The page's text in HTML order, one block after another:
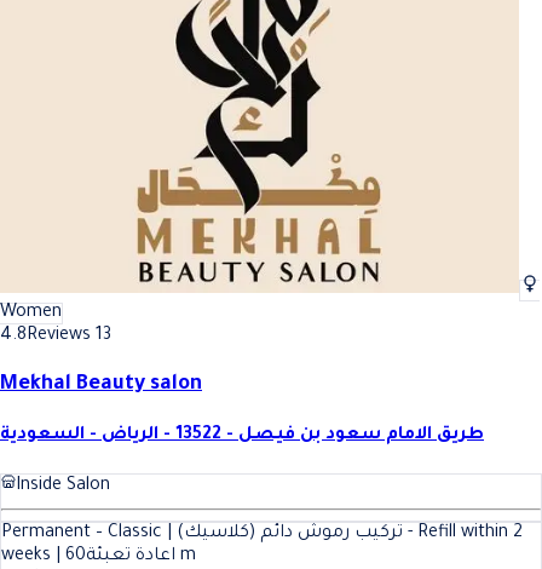
Women
4.8Reviews 13
Mekhal Beauty salon
طريق الامام سعود بن فيصل - 13522 - الرياض - السعودية
Inside Salon
Permanent – Classic | تركيب رموش دائم (كلاسيك) - Refill within 2
weeks | اعادة تعبئة60
m